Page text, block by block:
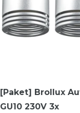
[Paket] Brollux
GU10 230V 3x